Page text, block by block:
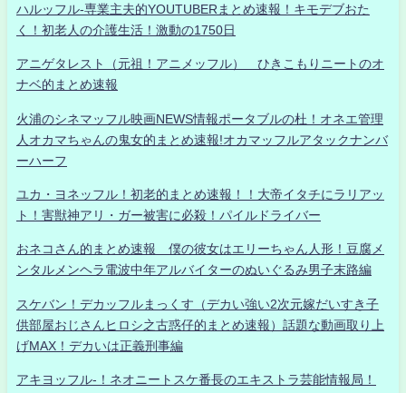
ハルッフル-専業主夫的YOUTUBERまとめ速報！キモデブおた
く！初老人の介護生活！激動の1750日
アニゲタレスト（元祖！アニメッフル） ひきこもりニートのオ
ナベ的まとめ速報
火浦のシネマッフル映画NEWS情報ポータブルの杜！オネエ管理
人オカマちゃんの鬼女的まとめ速報!オカマッフルアタックナンバ
ーハーフ
ユカ・ヨネッフル！初老的まとめ速報！！大帝イタチにラリアッ
ト！害獣神アリ・ガー被害に必殺！パイルドライバー
おネコさん的まとめ速報 僕の彼女はエリーちゃん人形！豆腐メ
ンタルメンヘラ電波中年アルバイターのぬいぐるみ男子末路編
スケバン！デカッフルまっくす（デカい強い2次元嫁だいすき子
供部屋おじさんヒロシ之古惑仔的まとめ速報）話題な動画取り上
げMAX！デカいは正義刑事編
アキヨッフル-！ネオニートスケ番長のエキストラ芸能情報局！